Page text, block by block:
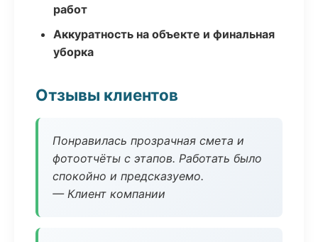
работ
Аккуратность на объекте и финальная
уборка
Отзывы клиентов
Понравилась прозрачная смета и
фотоотчёты с этапов. Работать было
спокойно и предсказуемо.
— Клиент компании